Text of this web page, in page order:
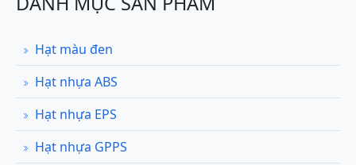
Hạt màu đen
Hạt nhựa ABS
Hạt nhựa EPS
Hạt nhựa GPPS